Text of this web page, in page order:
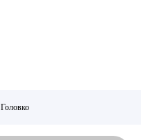
Головко